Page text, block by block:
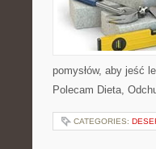
pomysłów, aby jeść
Polecam Dieta,
CATEGORIES: